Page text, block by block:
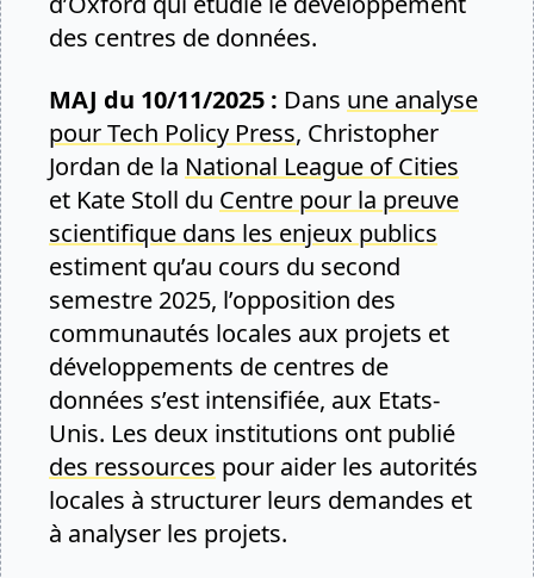
des centres de données.
MAJ du 10/11/2025 : Dans une analyse
pour Tech Policy Press, Christopher
Jordan de la National League of Cities
et Kate Stoll du Centre pour la preuve
scientifique dans les enjeux publics
estiment qu’au cours du second
semestre 2025, l’opposition des
communautés locales aux projets et
développements de centres de
données s’est intensifiée, aux Etats-
Unis. Les deux institutions ont publié
des ressources pour aider les autorités
locales à structurer leurs demandes et
à analyser les projets.